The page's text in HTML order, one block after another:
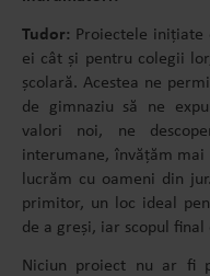
Tudor: Proiectele
ei cât și pentru colegii
școlară. Acestea ne
de gimnaziu să ne
valori noi, ne
interumane, învățăm mai
lucrăm cu oameni din
primitor, un loc ideal
de a greși, iar scopul final
Niciun proiect nu ar fi